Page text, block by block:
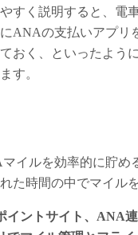
すく説明すると、電
ANAの支払いアプ
おく、といったよう
す。
イルを効率的に貯め
た時間の中でマイル
イントサイト、ANA